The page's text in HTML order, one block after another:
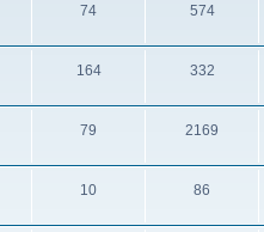
74 574
164 332
79 2169
10 86